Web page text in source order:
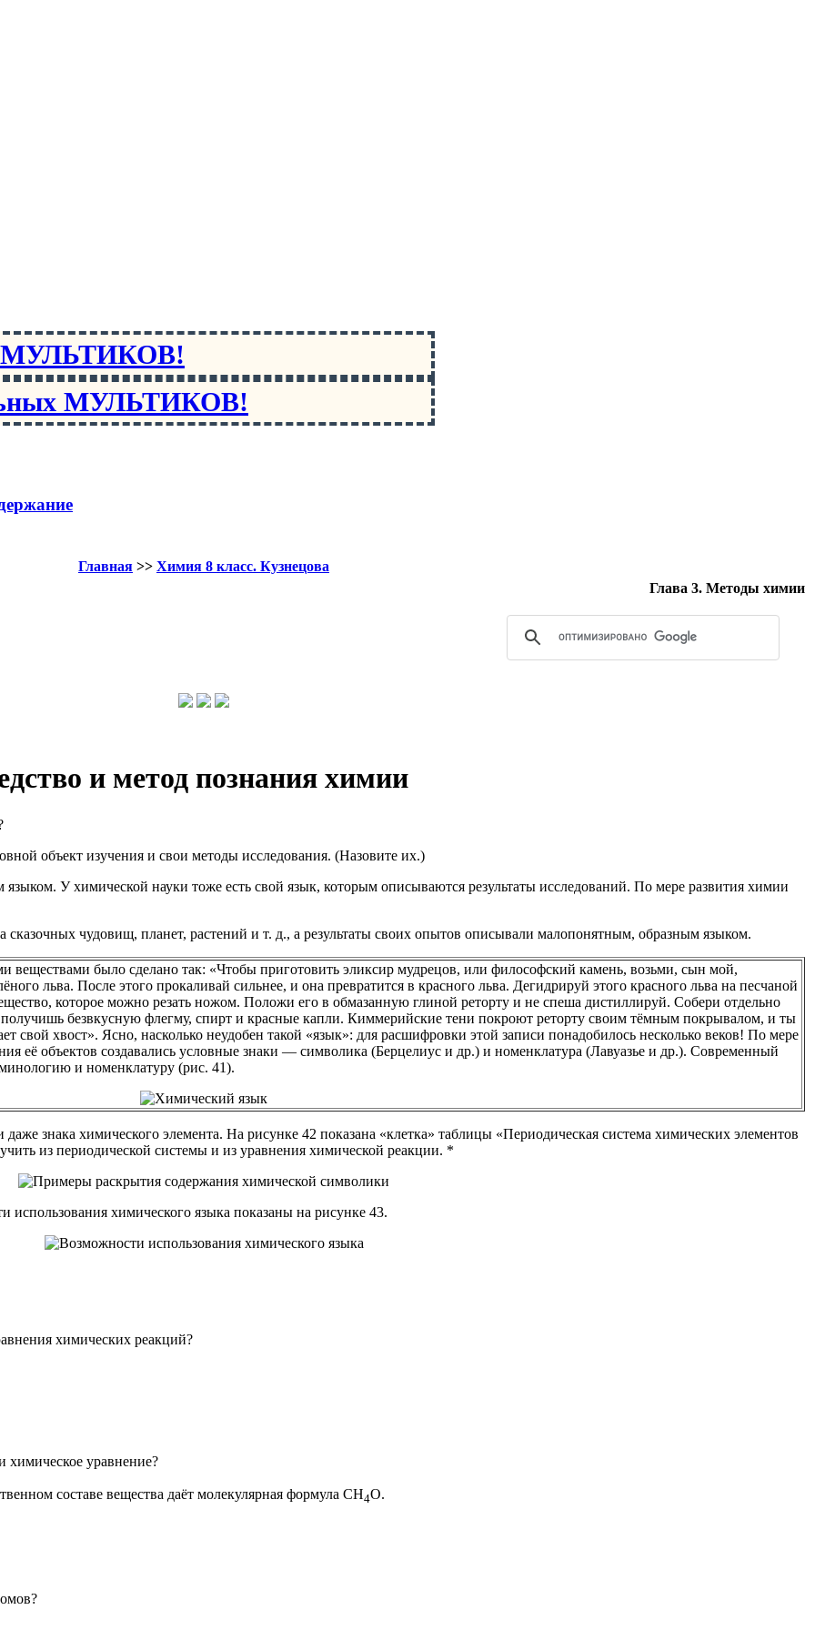
МУЛЬТИКОВ!
МУЛЬТИКОВ!
Главная >> Химия 8 класс. Кузнецова
Глава 3. Методы химии
и метод познания химии
объект изучения и свои методы исследования. (Назовите их.)
У химической науки тоже есть свой язык, которым описываются результаты исследований. По мере развития химии
чудовищ, планет, растений и т. д., а результаты своих опытов описывали малопонятным, образным языком.
веществами было сделано так: «Чтобы приготовить эликсир мудрецов, или философский камень, возьми, сын мой,
льва. После этого прокаливай сильнее, и она превратится в красного льва. Дегидрируй этого красного льва на песчаной
которое можно резать ножом. Положи его в обмазанную глиной реторту и не спеша дистиллируй. Собери отдельно
безвкусную флегму, спирт и красные капли. Киммерийские тени покроют реторту своим тёмным покрывалом, и ты
свой хвост». Ясно, насколько неудобен такой «язык»: для расшифровки этой записи понадобилось несколько веков! По мере
её объектов создавались условные знаки — символика (Берцелиус и др.) и номенклатура (Лавуазье и др.). Современный
и номенклатуру (рис. 41).
знака химического элемента. На рисунке 42 показана «клетка» таблицы «Периодическая система химических элементов
из периодической системы и из уравнения химической реакции. *
химического языка показаны на рисунке 43.
химических реакций?
химическое уравнение?
составе вещества даёт молекулярная формула СН4О.